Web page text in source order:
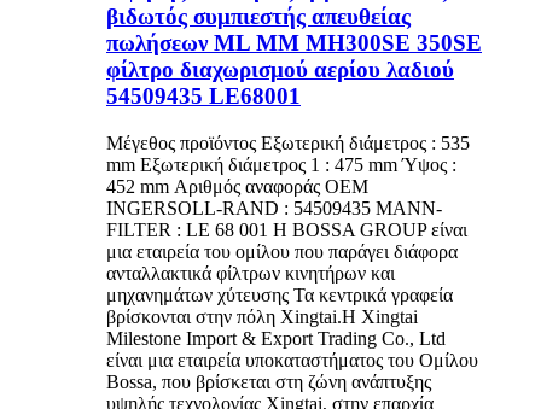
βιδωτός συμπιεστής απευθείας
πωλήσεων ML MM MH300SE 350SE
φίλτρο διαχωρισμού αερίου λαδιού
54509435 LE68001
Μέγεθος προϊόντος Εξωτερική διάμετρος : 535
mm Εξωτερική διάμετρος 1 : 475 mm Ύψος :
452 mm Αριθμός αναφοράς OEM
INGERSOLL-RAND : 54509435 MANN-
FILTER : LE 68 001 Η BOSSA GROUP είναι
μια εταιρεία του ομίλου που παράγει διάφορα
ανταλλακτικά φίλτρων κινητήρων και
μηχανημάτων χύτευσης Τα κεντρικά γραφεία
βρίσκονται στην πόλη Xingtai.Η Xingtai
Milestone Import & Export Trading Co., Ltd
είναι μια εταιρεία υποκαταστήματος του Ομίλου
Bossa, που βρίσκεται στη ζώνη ανάπτυξης
υψηλής τεχνολογίας Xingtai, στην επαρχία